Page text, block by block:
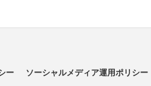
ー ソーシャルメディア運用ポリシー